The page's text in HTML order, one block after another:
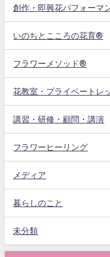
創作・即興花パフォーマ
いのちとこころの花育®
フラワーメソッド®
花教室・プライベートレ
講習・研修・顧問・講演
フラワーヒーリング
メディア
暮らしのこと
未分類